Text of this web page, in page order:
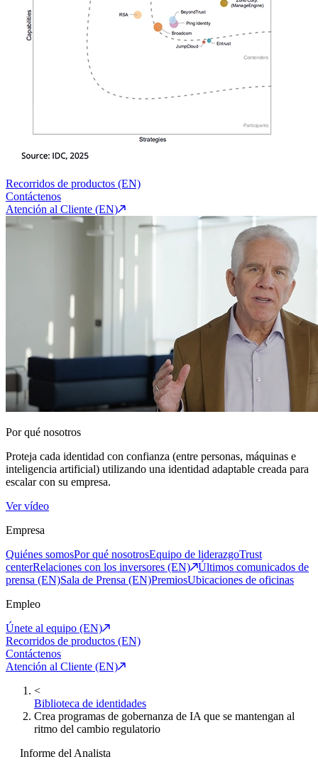
Recorridos de productos (EN)
Contáctenos
Atención al Cliente (EN)
Por qué nosotros
Proteja cada identidad con confianza (entre personas, máquinas e
inteligencia artificial) utilizando una identidad adaptable creada para
escalar con su empresa.
Ver vídeo
Empresa
Quiénes somosPor qué nosotrosEquipo de liderazgoTrust
centerRelaciones con los inversores (EN)
Últimos comunicados de
prensa (EN)Sala de Prensa (EN)PremiosUbicaciones de oficinas
Empleo
Únete al equipo (EN)
Recorridos de productos (EN)
Contáctenos
Atención al Cliente (EN)
<
Biblioteca de identidades
Crea programas de gobernanza de IA que se mantengan al
ritmo del cambio regulatorio
Informe del Analista